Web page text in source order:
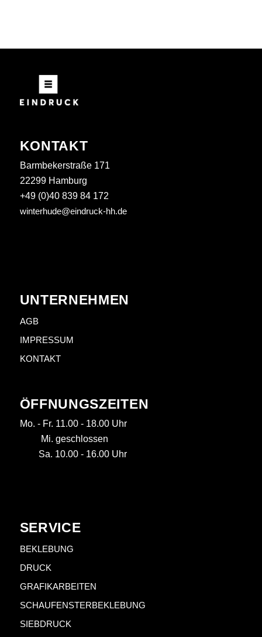
KONTAKT
Barmbekerstraße 171
22299 Hamburg
+49 (0)40 839 84 172
winterhude@eindruck-hh.de
UNTERNEHMEN
AGB
IMPRESSUM
KONTAKT
ÖFFNUNGSZEITEN
Mo. - Fr. 11.00 - 18.00 Uhr
Mi. geschlossen
Sa. 10.00 - 16.00 Uhr
SERVICE
BEKLEBUNG
DRUCK
GRAFIKARBEITEN
SCHAUFENSTERBEKLEBUNG
SIEBDRUCK